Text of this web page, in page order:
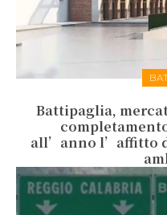
Battipaglia,
all’anno l’affitto